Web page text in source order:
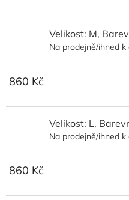
Velikost: M,
Na prodejně/ihned k
860 Kč
Velikost: L,
Na prodejně/ihned k
860 Kč